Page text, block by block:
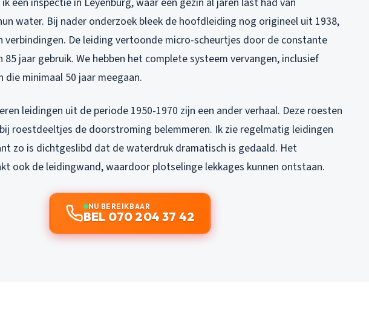
water. Bij nader onderzoek bleek de hoofdleiding nog origineel uit 1938,
verbindingen. De leiding vertoonde micro-scheurtjes door de constante
85 jaar gebruik. We hebben het complete systeem vervangen, inclusief
die minimaal 50 jaar meegaan.
leidingen uit de periode 1950-1970 zijn een ander verhaal. Deze roesten
roestdeeltjes de doorstroming belemmeren. Ik zie regelmatig leidingen
zo is dichtgeslibd dat de waterdruk dramatisch is gedaald. Het
ook de leidingwand, waardoor plotselinge lekkages kunnen ontstaan.
NU BEREIKBAAR
BEL 070 204 37 42